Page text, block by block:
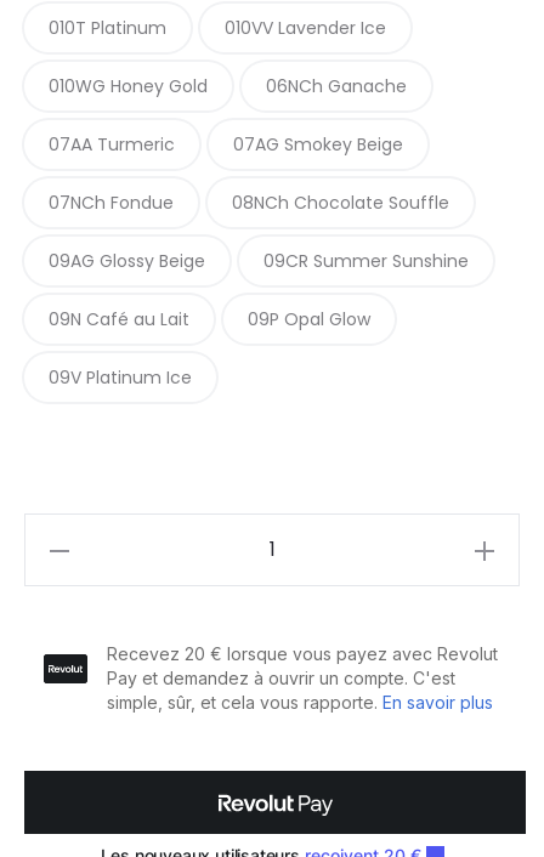
010T Platinum 010VV Lavender Ice
010WG Honey Gold 06NCh Ganache
07AA Turmeric 07AG Smokey Beige
07NCh Fondue 08NCh Chocolate Souffle
09AG Glossy Beige 09CR Summer Sunshine
09N Café au Lait 09P Opal Glow
09V Platinum Ice
Inside